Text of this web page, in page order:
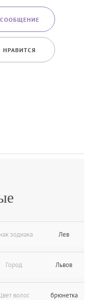
CООБЩЕНИЕ
НРАВИТСЯ
зодиака Лев
Город Львов
волос брюнетка